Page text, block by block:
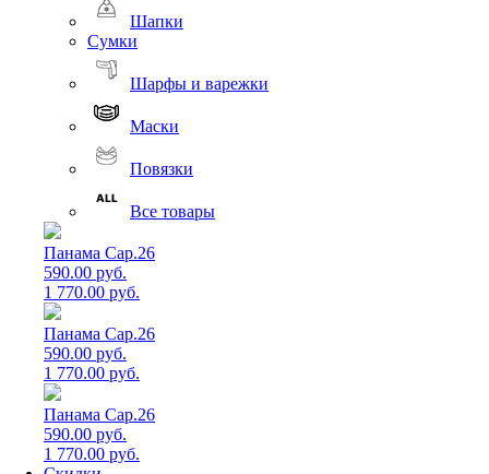
Шапки
Сумки
Шарфы и варежки
Маски
Повязки
Все товары
Панама Cap.26
590.00 руб.
1 770.00 руб.
Панама Cap.26
590.00 руб.
1 770.00 руб.
Панама Cap.26
590.00 руб.
1 770.00 руб.